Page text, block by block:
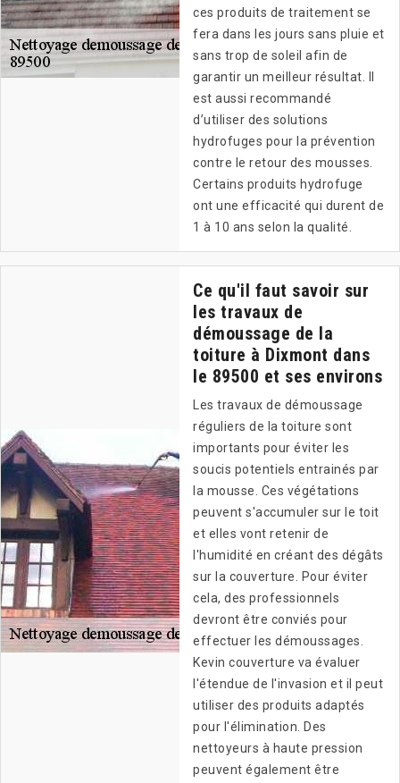
ces produits de traitement se
fera dans les jours sans pluie et
sans trop de soleil afin de
garantir un meilleur résultat. Il
est aussi recommandé
d’utiliser des solutions
hydrofuges pour la prévention
contre le retour des mousses.
Certains produits hydrofuge
ont une efficacité qui durent de
1 à 10 ans selon la qualité.
Ce qu'il faut savoir sur
les travaux de
démoussage de la
toiture à Dixmont dans
le 89500 et ses environs
Les travaux de démoussage
réguliers de la toiture sont
importants pour éviter les
soucis potentiels entrainés par
la mousse. Ces végétations
peuvent s'accumuler sur le toit
et elles vont retenir de
l'humidité en créant des dégâts
sur la couverture. Pour éviter
cela, des professionnels
devront être conviés pour
effectuer les démoussages.
Kevin couverture va évaluer
l'étendue de l'invasion et il peut
utiliser des produits adaptés
pour l'élimination. Des
nettoyeurs à haute pression
peuvent également être